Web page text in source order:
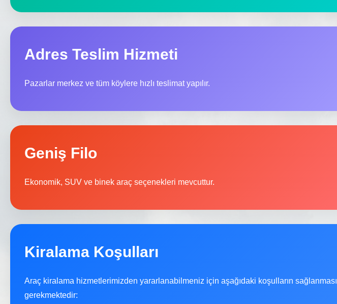
Adres Teslim Hizmeti
Pazarlar merkez ve tüm köylere hızlı teslimat yapılır.
Geniş Filo
Ekonomik, SUV ve binek araç seçenekleri mevcuttur.
Kiralama Koşulları
Araç kiralama hizmetlerimizden yararlanabilmeniz için aşağıdaki koşulların sağlanması
gerekmektedir: